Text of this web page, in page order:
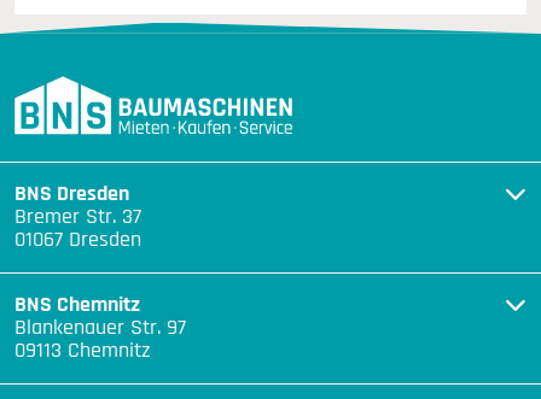
BNS Dresden
Bremer Str. 37
01067 Dresden
BNS Chemnitz
Blankenauer Str. 97
09113 Chemnitz